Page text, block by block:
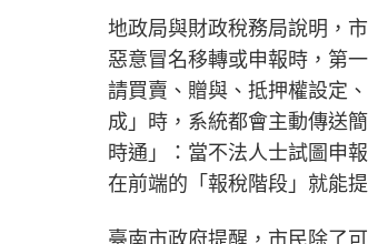
地政局與財政稅務局說明，
惡意冒名移轉或申報時，第
請買賣、贈與、抵押權設定
成」時，系統都會主動傳送
時通」：當不法人士試圖申
在前端的「報稅階段」就能